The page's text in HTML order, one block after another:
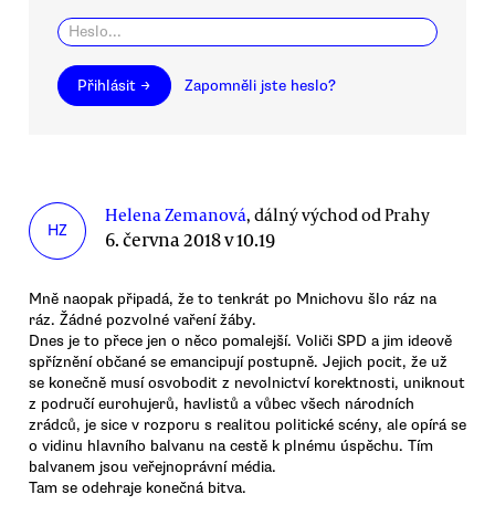
Přihlásit → Zapomněli jste heslo?
HZ
Helena Zemanová, dálný východ od Prahy
6. června 2018 v 10.19
Mně naopak připadá, že to tenkrát po Mnichovu šlo ráz na
ráz. Žádné pozvolné vaření žáby.
Dnes je to přece jen o něco pomalejší. Voliči SPD a jim ideově
spříznění občané se emancipují postupně. Jejich pocit, že už
se konečně musí osvobodit z nevolnictví korektnosti, uniknout
z područí eurohujerů, havlistů a vůbec všech národních
zrádců, je sice v rozporu s realitou politické scény, ale opírá se
o vidinu hlavního balvanu na cestě k plnému úspěchu. Tím
balvanem jsou veřejnoprávní média.
Tam se odehraje konečná bitva.